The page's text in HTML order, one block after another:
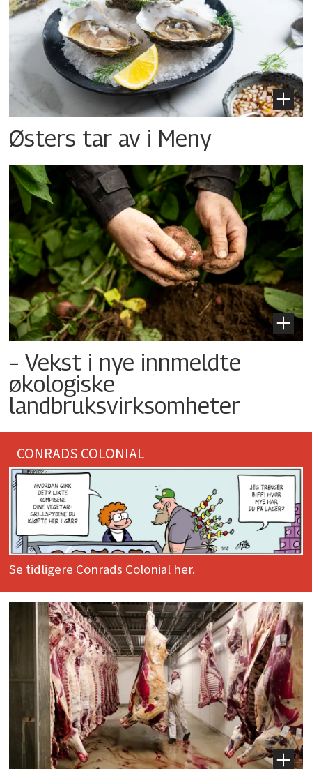
Østers tar av i Meny
– Vekst i nye innmeldte
økologiske
landbruksvirksomheter
CONRADS COLONIAL
Se tidligere Conrads Colonial her.